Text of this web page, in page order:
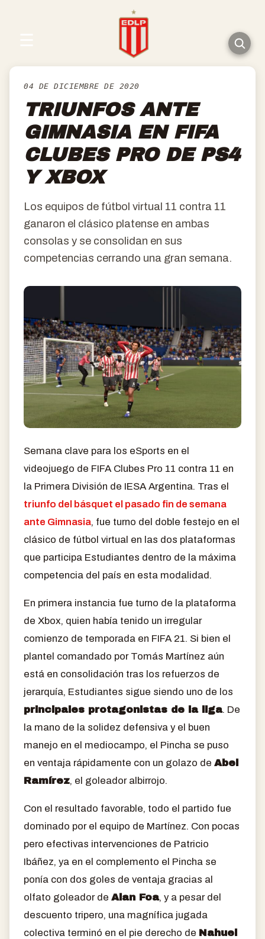
04 DE DICIEMBRE DE 2020
TRIUNFOS ANTE
GIMNASIA EN FIFA
CLUBES PRO DE PS4
Y XBOX
Los equipos de fútbol virtual 11 contra 11
ganaron el clásico platense en ambas
consolas y se consolidan en sus
competencias cerrando una gran semana.
Semana clave para los eSports en el
videojuego de FIFA Clubes Pro 11 contra 11 en
la Primera División de IESA Argentina. Tras el
triunfo del básquet el pasado fin de semana
ante Gimnasia, fue turno del doble festejo en el
clásico de fútbol virtual en las dos plataformas
que participa Estudiantes dentro de la máxima
competencia del país en esta modalidad.
En primera instancia fue turno de la plataforma
de Xbox, quien había tenido un irregular
comienzo de temporada en FIFA 21. Si bien el
plantel comandado por Tomás Martínez aún
está en consolidación tras los refuerzos de
jerarquía, Estudiantes sigue siendo uno de los
principales protagonistas de la liga. De
la mano de la solidez defensiva y el buen
manejo en el mediocampo, el Pincha se puso
en ventaja rápidamente con un golazo de Abel
Ramírez, el goleador albirrojo.
Con el resultado favorable, todo el partido fue
dominado por el equipo de Martínez. Con pocas
pero efectivas intervenciones de Patricio
Ibáñez, ya en el complemento el Pincha se
ponía con dos goles de ventaja gracias al
olfato goleador de Alan Foa, y a pesar del
descuento tripero, una magnífica jugada
colectiva terminó en el pie derecho de Nahuel